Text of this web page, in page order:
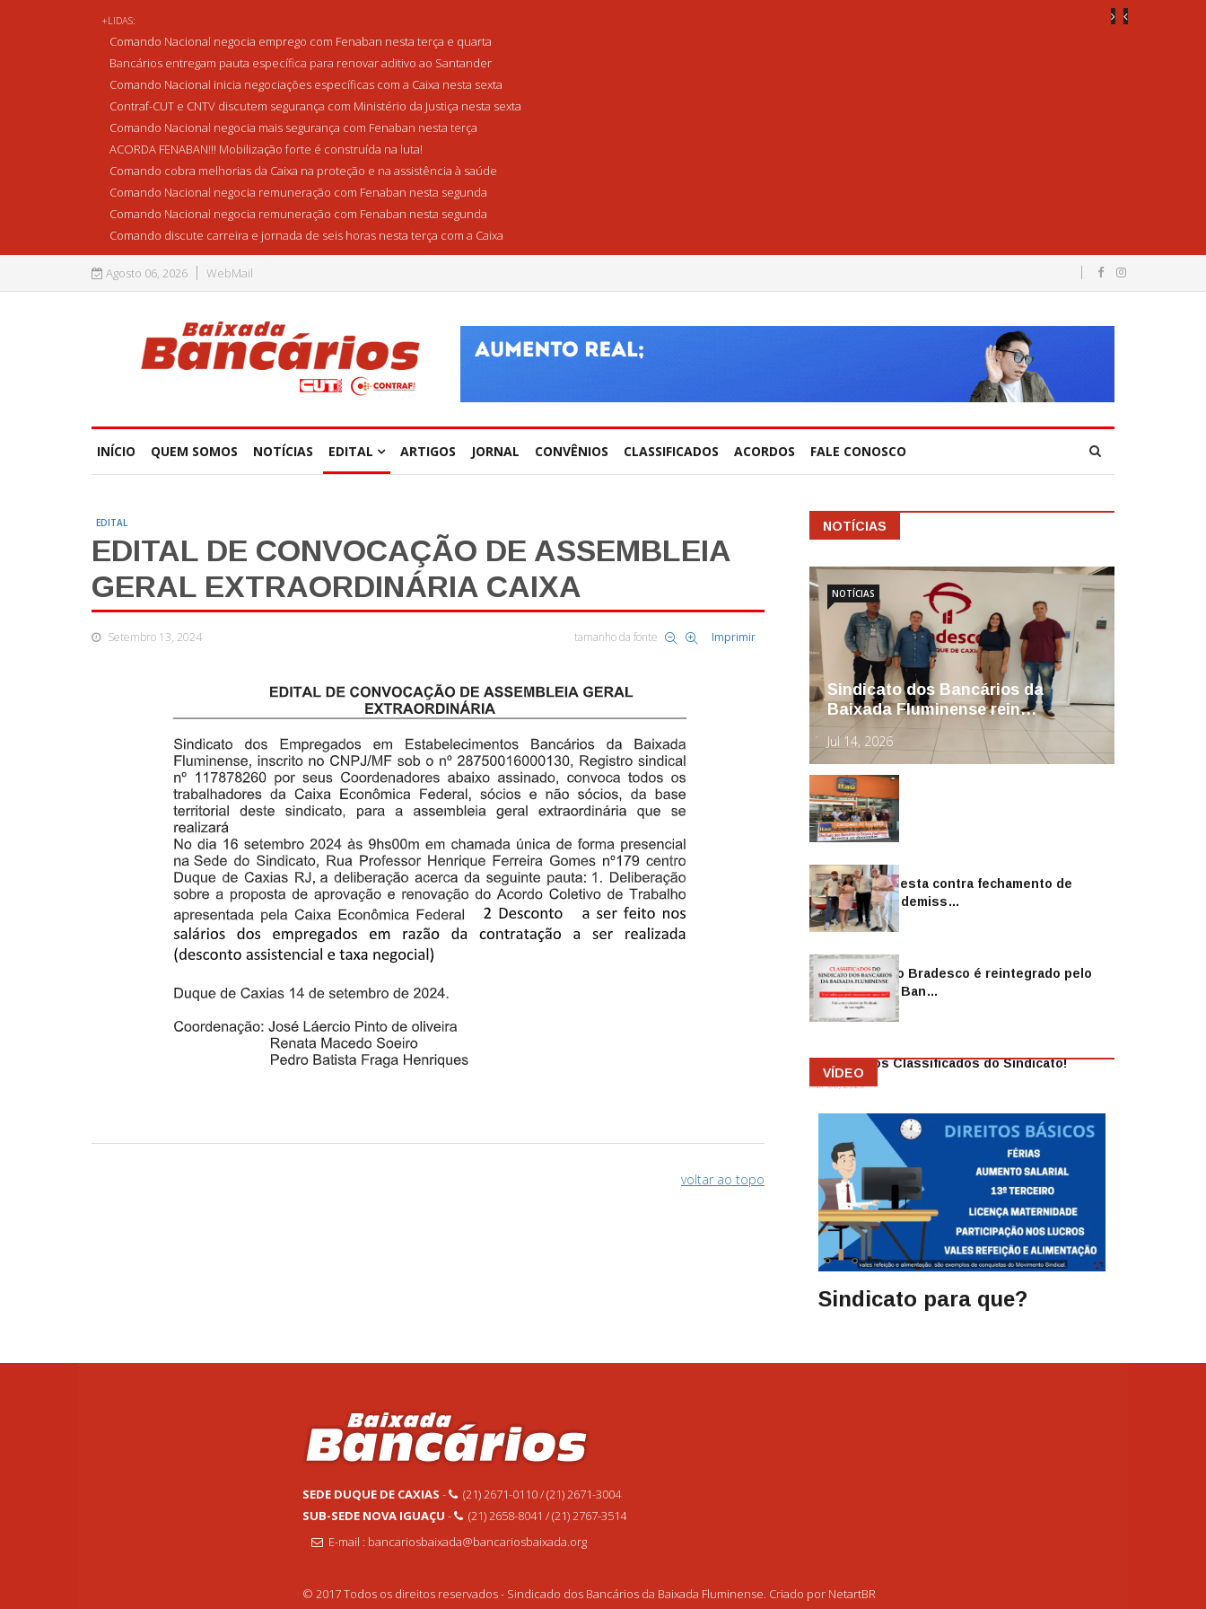
+LIDAS:
Comando Nacional negocia emprego com Fenaban nesta terça e quarta
Bancários entregam pauta específica para renovar aditivo ao Santander
Comando Nacional inicia negociações específicas com a Caixa nesta sexta
Contraf-CUT e CNTV discutem segurança com Ministério da Justiça nesta sexta
Comando Nacional negocia mais segurança com Fenaban nesta terça
ACORDA FENABAN!!! Mobilização forte é construída na luta!
Comando cobra melhorias da Caixa na proteção e na assistência à saúde
Comando Nacional negocia remuneração com Fenaban nesta segunda
Comando Nacional negocia remuneração com Fenaban nesta segunda
Comando discute carreira e jornada de seis horas nesta terça com a Caixa
Agosto 06, 2026 WebMail
INÍCIO QUEM SOMOS NOTÍCIAS EDITAL ARTIGOS JORNAL CONVÊNIOS CLASSIFICADOS ACORDOS FALE CONOSCO
EDITAL
EDITAL DE CONVOCAÇÃO DE ASSEMBLEIA
GERAL EXTRAORDINÁRIA CAIXA
Setembro 13, 2024 tamanho da fonte Imprimir
voltar ao topo
NOTÍCIAS
Sindicato dos Bancários da
Baixada Fluminense rein…
Jul 14, 2026
NOTÍCIAS
Sindicato protesta contra fechamento de
agências e as demiss…
Mai 13, 2026
Funcionário do Bradesco é reintegrado pelo
Sindicato dos Ban…
Abr 08, 2026
Anuncie nos Classificados do Sindicato!
Abr 08, 2026
VÍDEO
Sindicato para que?
SEDE DUQUE DE CAXIAS -
(21) 2671-0110 / (21) 2671-3004
SUB-SEDE NOVA IGUAÇU -
(21) 2658-8041 / (21) 2767-3514
E-mail : bancariosbaixada@bancariosbaixada.org
© 2017 Todos os direitos reservados - Sindicado dos Bancários da Baixada Fluminense. Criado por NetartBR